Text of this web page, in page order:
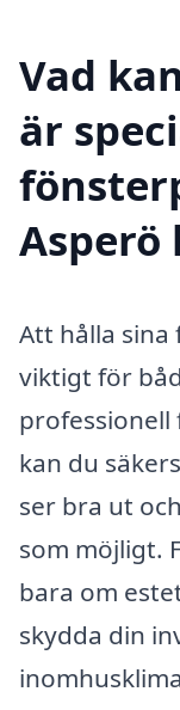
Vad
är
Att hålla
viktigt för
professionell
kan du
ser bra ut
som möjligt.
bara om
skydda din